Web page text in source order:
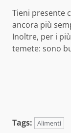
Tieni presente
ancora più
Inoltre, per i più
temete: sono
Tags: Alimenti